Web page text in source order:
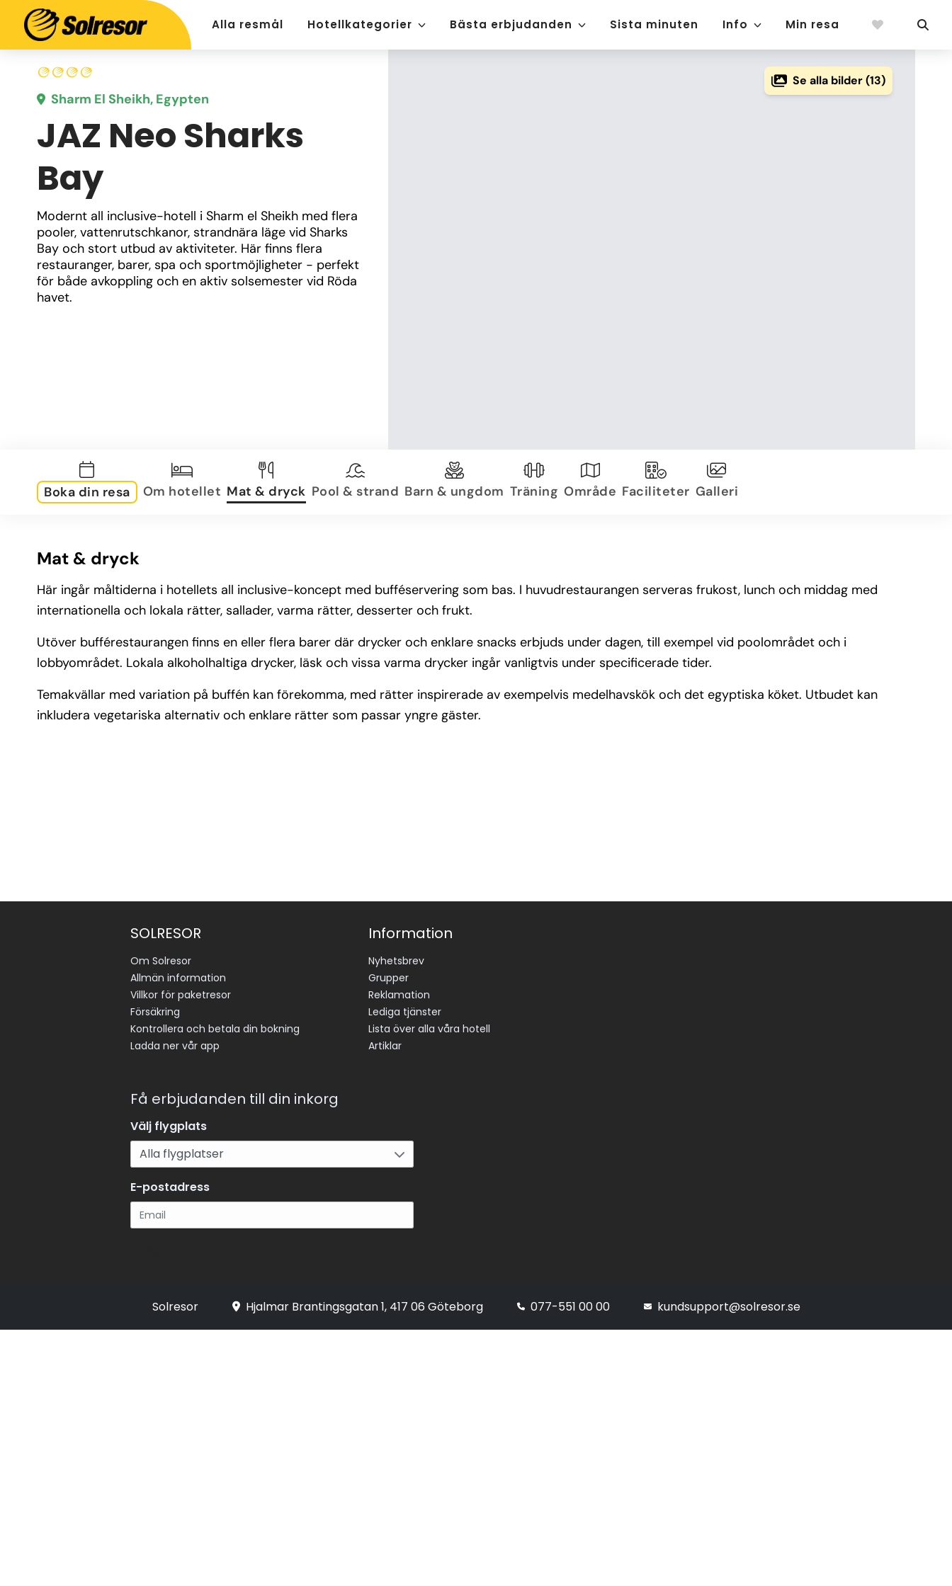
Alla resmål Hotellkategorier Bästa erbjudanden Sista minuten Info Min resa
Sharm El Sheikh, Egypten
JAZ Neo Sharks
Bay
Modernt all inclusive-hotell i Sharm el Sheikh med flera
pooler, vattenrutschkanor, strandnära läge vid Sharks
Bay och stort utbud av aktiviteter. Här finns flera
restauranger, barer, spa och sportmöjligheter - perfekt
för både avkoppling och en aktiv solsemester vid Röda
havet.
Se alla bilder (13)
Boka din resa Om hotellet Mat & dryck Pool & strand Barn & ungdom Träning Område Faciliteter Galleri
Mat & dryck
Här ingår måltiderna i hotellets all inclusive-koncept med bufféservering som bas. I huvudrestaurangen serveras frukost, lunch och middag med
internationella och lokala rätter, sallader, varma rätter, desserter och frukt.
Utöver bufférestaurangen finns en eller flera barer där drycker och enklare snacks erbjuds under dagen, till exempel vid poolområdet och i
lobbyområdet. Lokala alkoholhaltiga drycker, läsk och vissa varma drycker ingår vanligtvis under specificerade tider.
Temakvällar med variation på buffén kan förekomma, med rätter inspirerade av exempelvis medelhavskök och det egyptiska köket. Utbudet kan
inkludera vegetariska alternativ och enklare rätter som passar yngre gäster.
SOLRESOR
Om Solresor
Allmän information
Villkor för paketresor
Försäkring
Kontrollera och betala din bokning
Ladda ner vår app
Information
Nyhetsbrev
Grupper
Reklamation
Lediga tjänster
Lista över alla våra hotell
Artiklar
Få erbjudanden till din inkorg
Välj flygplats
E-postadress
Solresor Hjalmar Brantingsgatan 1, 417 06 Göteborg 077-551 00 00 kundsupport@solresor.se